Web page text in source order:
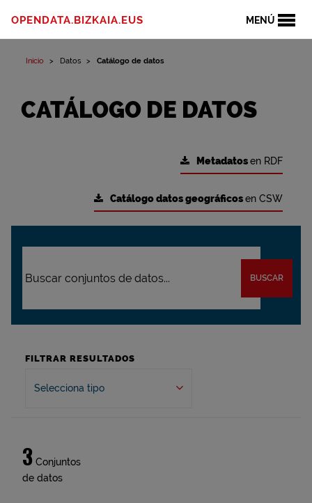
MENÚ
OPENDATA.BIZKAIA.EUS
Inicio Datos Catálogo de datos
CATÁLOGO DE DATOS
Metadatosen RDF
Catálogo datos geográficosen CSW
BUSCAR
FILTRAR RESULTADOS
Selecciona tipo
3 Conjuntos
de datos